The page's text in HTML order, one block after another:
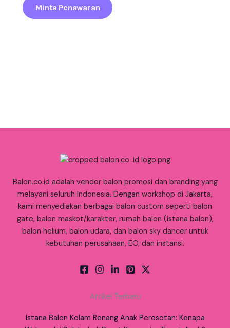
Minta Penawaran
Balon.co.id adalah vendor balon promosi dan branding yang
melayani seluruh Indonesia. Dengan workshop di Jakarta,
kami menyediakan berbagai balon custom seperti balon
gate, balon maskot/karakter, rumah balon (istana balon),
balon helium, balon udara, dan balon sky dancer untuk
kebutuhan perusahaan, EO, dan instansi.
Artikel Terbaru
Istana Balon Kolam Renang Anak Perosotan: Kenapa